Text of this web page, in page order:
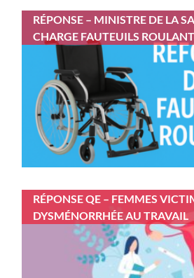
RÉPONSE – MINISTRE DE LA
CHARGE FAUTEUILS
RÉPONSE QE – FEMMES
DYSMÉNORRHÉE AU TRAVAIL